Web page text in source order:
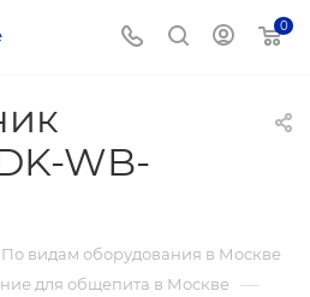
0
WB-
По видам оборудования в Москве
для общепита в Москве —